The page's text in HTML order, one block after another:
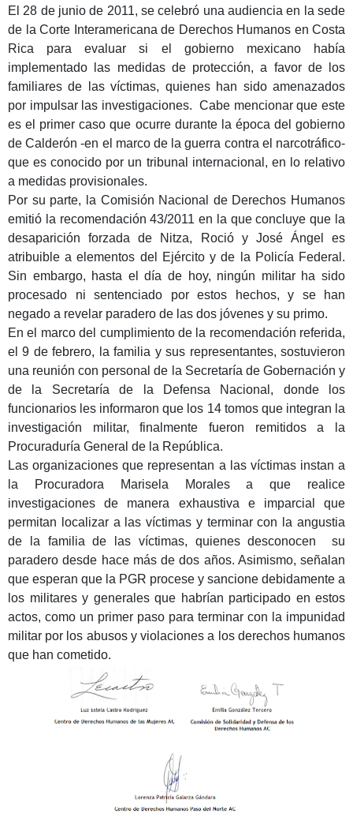
El 28 de junio de 2011, se celebró una audiencia en la sede
de la Corte Interamericana de Derechos Humanos en Costa
Rica para evaluar si el gobierno mexicano había
implementado las medidas de protección, a favor de los
familiares de las víctimas, quienes han sido amenazados
por impulsar las investigaciones. Cabe mencionar que este
es el primer caso que ocurre durante la época del gobierno
de Calderón -en el marco de la guerra contra el narcotráfico-
que es conocido por un tribunal internacional, en lo relativo
a medidas provisionales.
Por su parte, la Comisión Nacional de Derechos Humanos
emitió la recomendación 43/2011 en la que concluye que la
desaparición forzada de Nitza, Roció y José Ángel es
atribuible a elementos del Ejército y de la Policía Federal.
Sin embargo, hasta el día de hoy, ningún militar ha sido
procesado ni sentenciado por estos hechos, y se han
negado a revelar paradero de las dos jóvenes y su primo.
En el marco del cumplimiento de la recomendación referida,
el 9 de febrero, la familia y sus representantes, sostuvieron
una reunión con personal de la Secretaría de Gobernación y
de la Secretaría de la Defensa Nacional, donde los
funcionarios les informaron que los 14 tomos que integran la
investigación militar, finalmente fueron remitidos a la
Procuraduría General de la República.
Las organizaciones que representan a las víctimas instan a
la Procuradora Marisela Morales a que realice
investigaciones de manera exhaustiva e imparcial que
permitan localizar a las víctimas y terminar con la angustia
de la familia de las víctimas, quienes desconocen su
paradero desde hace más de dos años. Asimismo, señalan
que esperan que la PGR procese y sancione debidamente a
los militares y generales que habrían participado en estos
actos, como un primer paso para terminar con la impunidad
militar por los abusos y violaciones a los derechos humanos
que han cometido.